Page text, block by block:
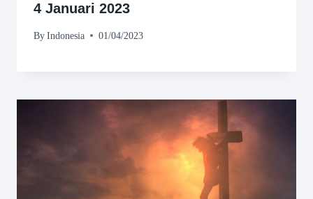
4 Januari 2023
By Indonesia 01/04/2023